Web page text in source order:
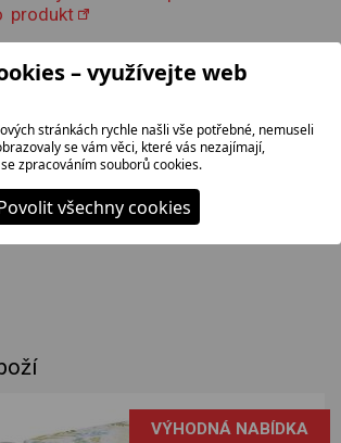
produkt
VÝHODNÁ NABÍDKA
– využívejte web
stránkách rychle našli vše potřebné, nemuseli
se vám věci, které vás nezajímají,
zpracováním souborů cookies.
všechny cookies